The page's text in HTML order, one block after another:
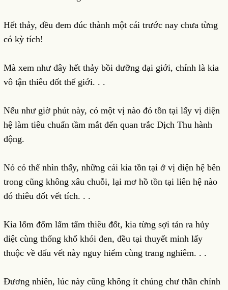
Hết thảy, đều đem đúc thành một cái trước nay chưa từng
có kỳ tích!
Mà xem như đây hết thảy bồi dưỡng đại giới, chính là kia
vô tận thiêu đốt thế giới. . .
Nếu như giờ phút này, có một vị nào đó tồn tại lấy vị diện
hệ làm tiêu chuẩn tầm mắt đến quan trắc Dịch Thu hành
động.
Nó có thể nhìn thấy, những cái kia tồn tại ở vị diện hệ bên
trong cũng không xâu chuỗi, lại mơ hồ tồn tại liên hệ nào
đó thiêu đốt vết tích. . .
Kia lốm đốm lấm tấm thiêu đốt, kia từng sợi tản ra hủy
diệt cùng thống khổ khói đen, đều tại thuyết minh lấy
thuộc về dấu vết này nguy hiểm cùng trang nghiêm. . .
Đương nhiên, lúc này cũng không ít chúng chư thần chính